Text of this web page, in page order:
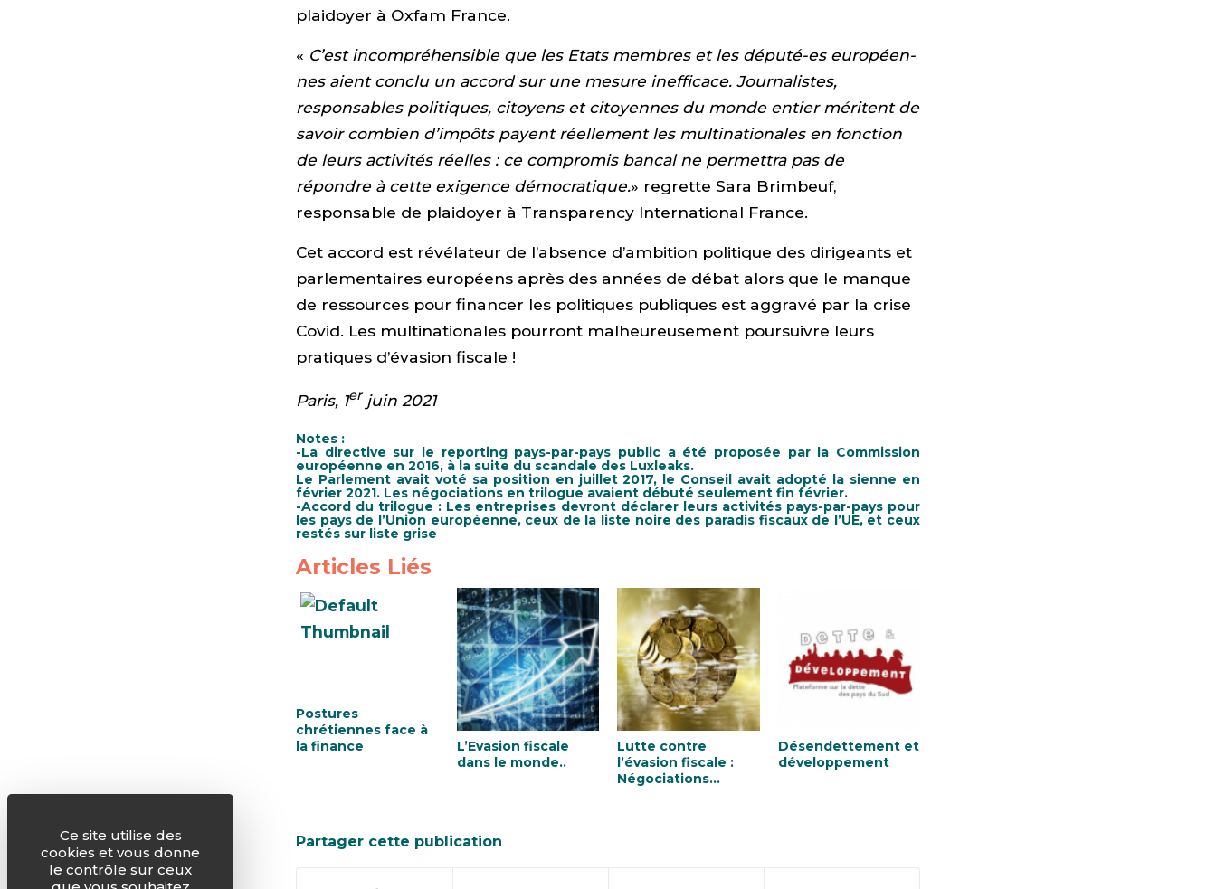
plaidoyer à Oxfam France.
« C’est incompréhensible que les Etats membres et les député-es européen-
nes aient conclu un accord sur une mesure inefficace. Journalistes,
responsables politiques, citoyens et citoyennes du monde entier méritent de
savoir combien d’impôts payent réellement les multinationales en fonction
de leurs activités réelles : ce compromis bancal ne permettra pas de
répondre à cette exigence démocratique.» regrette Sara Brimbeuf,
responsable de plaidoyer à Transparency International France.
Cet accord est révélateur de l’absence d’ambition politique des dirigeants et
parlementaires européens après des années de débat alors que le manque
de ressources pour financer les politiques publiques est aggravé par la crise
Covid. Les multinationales pourront malheureusement poursuivre leurs
pratiques d’évasion fiscale !
Paris, 1erjuin 2021
Notes :
-La directive sur le reporting pays-par-pays public a été proposée par la Commission
européenne en 2016, à la suite du scandale des Luxleaks.
Le Parlement avait voté sa position en juillet 2017, le Conseil avait adopté la sienne en
février 2021. Les négociations en trilogue avaient débuté seulement fin février.
-Accord du trilogue : Les entreprises devront déclarer leurs activités pays-par-pays pour
les pays de l’Union européenne, ceux de la liste noire des paradis fiscaux de l’UE, et ceux
restés sur liste grise
Articles Liés
Postures
chrétiennes face à
la finance
L’Evasion fiscale
dans le monde..
Lutte contre
l’évasion fiscale :
Négociations
Désendettement et
développement
Partager cette publication
Ce site utilise des
cookies et vous donne
le contrôle sur ceux